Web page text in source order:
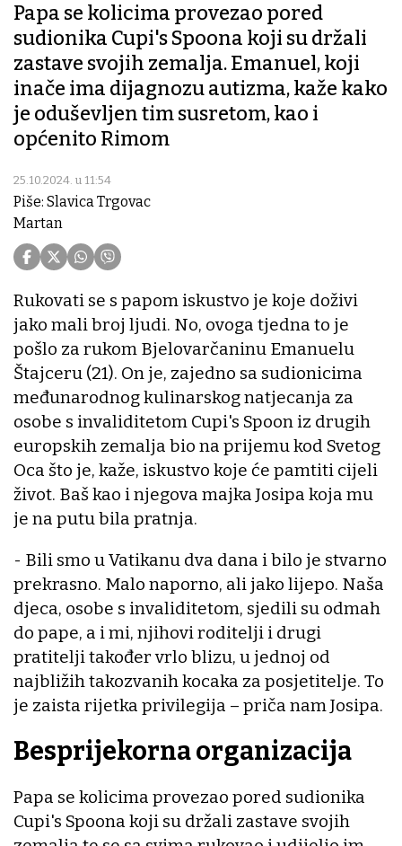
Papa se kolicima provezao pored
sudionika Cupi's Spoona koji su držali
zastave svojih zemalja. Emanuel, koji
inače ima dijagnozu autizma, kaže kako
je oduševljen tim susretom, kao i
općenito Rimom
25.10.2024. u 11:54
Piše: Slavica Trgovac
Martan
Rukovati se s papom iskustvo je koje doživi
jako mali broj ljudi. No, ovoga tjedna to je
pošlo za rukom Bjelovarčaninu Emanuelu
Štajceru (21). On je, zajedno sa sudionicima
međunarodnog kulinarskog natjecanja za
osobe s invaliditetom Cupi's Spoon iz drugih
europskih zemalja bio na prijemu kod Svetog
Oca što je, kaže, iskustvo koje će pamtiti cijeli
život. Baš kao i njegova majka Josipa koja mu
je na putu bila pratnja.
- Bili smo u Vatikanu dva dana i bilo je stvarno
prekrasno. Malo naporno, ali jako lijepo. Naša
djeca, osobe s invaliditetom, sjedili su odmah
do pape, a i mi, njihovi roditelji i drugi
pratitelji također vrlo blizu, u jednoj od
najbližih takozvanih kocaka za posjetitelje. To
je zaista rijetka privilegija – priča nam Josipa.
Besprijekorna organizacija
Papa se kolicima provezao pored sudionika
Cupi's Spoona koji su držali zastave svojih